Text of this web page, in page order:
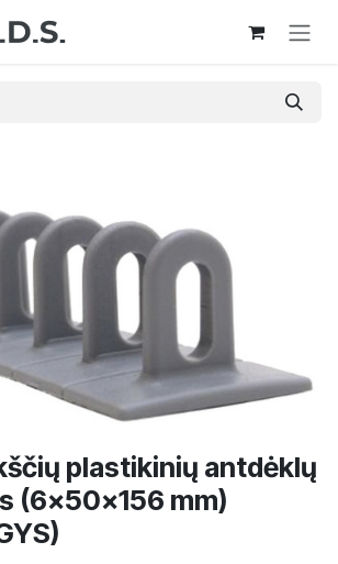
plastikinių antdėklų
(6x50x156 mm)